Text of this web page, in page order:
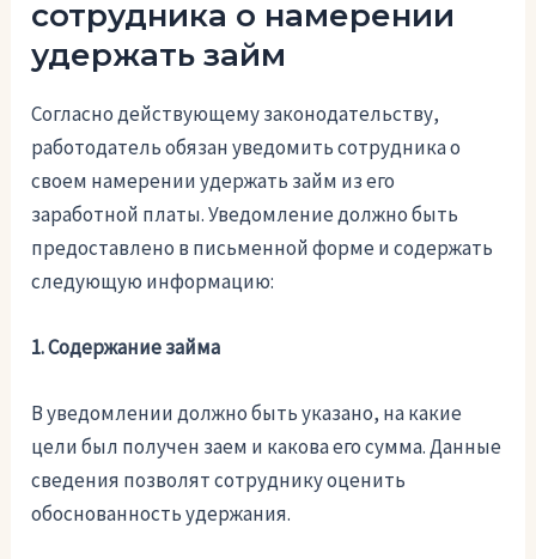
сотрудника о намерении
удержать займ
Согласно действующему законодательству,
работодатель обязан уведомить сотрудника о
своем намерении удержать займ из его
заработной платы. Уведомление должно быть
предоставлено в письменной форме и содержать
следующую информацию:
1. Содержание займа
В уведомлении должно быть указано, на какие
цели был получен заем и какова его сумма. Данные
сведения позволят сотруднику оценить
обоснованность удержания.